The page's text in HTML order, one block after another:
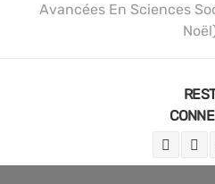
Avancées En Sciences